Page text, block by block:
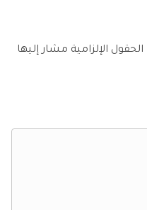
الحقول الإلزامية مشار إليها